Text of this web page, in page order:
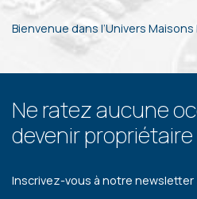
Bienvenue dans l’Univers Maisons
Ne ratez aucune
devenir propriétaire
Inscrivez-vous à notre newsletter